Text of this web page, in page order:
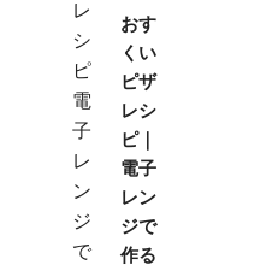
おす
くい
ピザ
レシ
ピ｜
電子
レン
ジで
作る